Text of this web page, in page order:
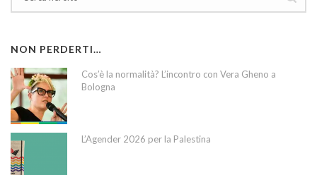
NON PERDERTI…
Cos’è la normalità? L’incontro con Vera Gheno a
Bologna
L’Agender 2026 per la Palestina